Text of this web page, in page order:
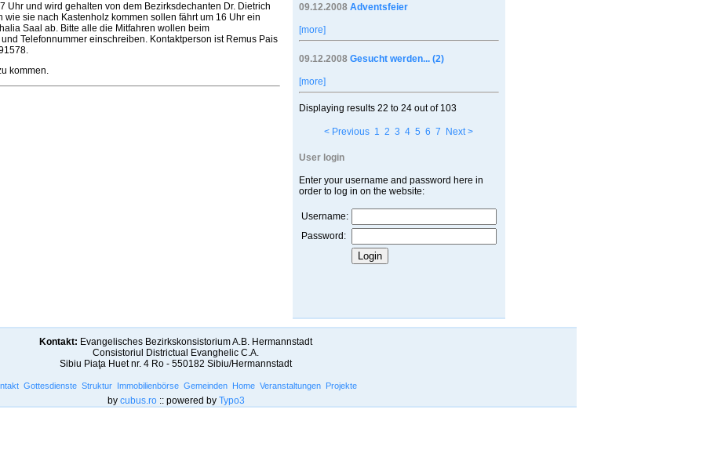
Uhr und wird gehalten von dem Bezirksdechanten Dr. Dietrich
wie sie nach Kastenholz kommen sollen fährt um 16 Uhr ein
Saal ab. Bitte alle die Mitfahren wollen beim
Telefonnummer einschreiben. Kontaktperson ist Remus Pais
kommen.
09.12.2008 Adventsfeier
[more]
09.12.2008 Gesucht werden... (2)
[more]
Displaying results 22 to 24out of 103
< Previous 1 2 3 4 5 6 7 Next >
User login
Enter your username and password here in
order to log in on the website:
Username:
Password:
Kontakt: Evangelisches Bezirkskonsistorium A.B. Hermannstadt
Consistoriul Districtual Evanghelic C.A.
Sibiu Piaţa Huet nr. 4 Ro - 550182 Sibiu/Hermannstadt
Gottesdienste Struktur Immobilienbörse Gemeinden Home Veranstaltungen Projekte
by cubus.ro:: powered by Typo3